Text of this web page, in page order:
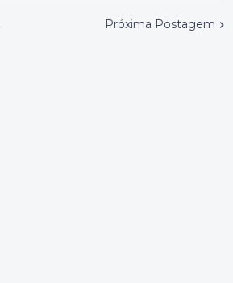
Próxima Postagem